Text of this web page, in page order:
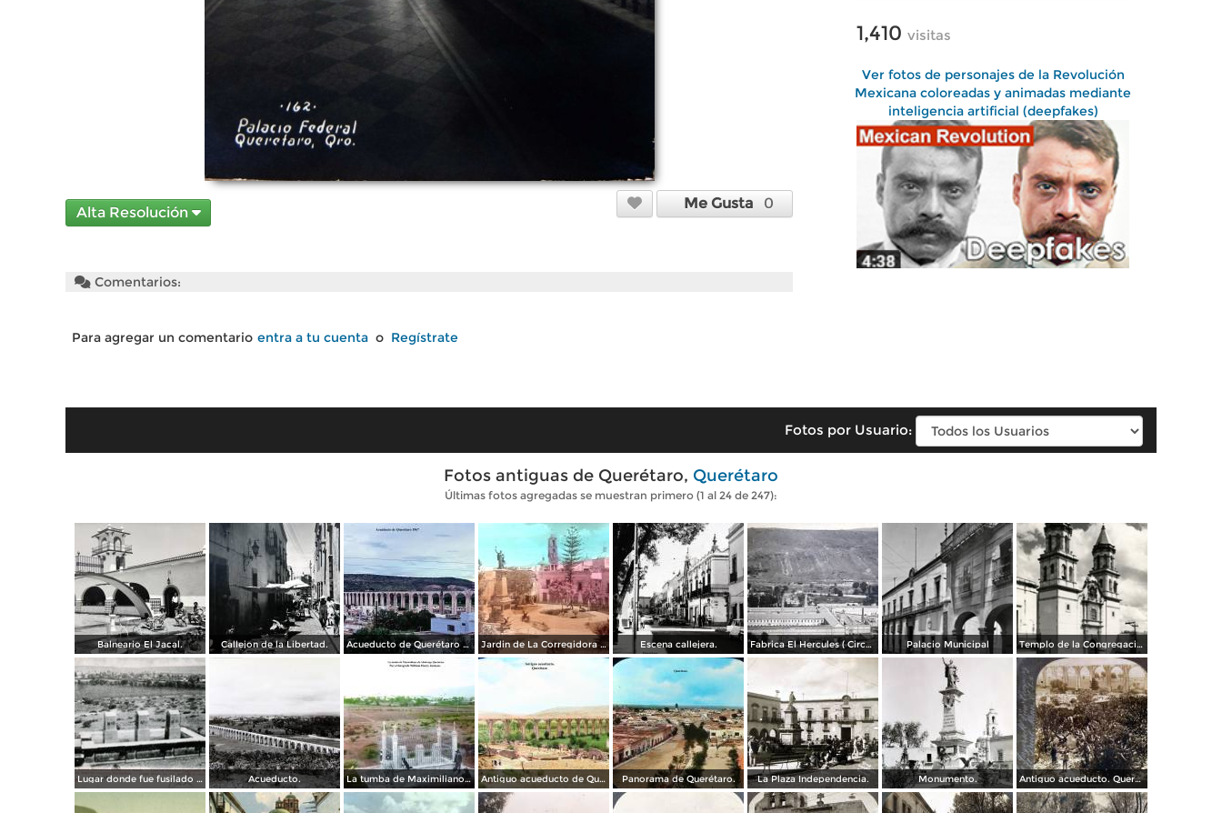
Alta Resolución
Me Gusta 0
Comentarios:
Para agregar un comentario entra a tu cuenta o Regístrate
1,410 visitas
Ver fotos de personajes de la Revolución
Mexicana coloreadas y animadas mediante
inteligencia artificial (deepfakes)
Fotos por Usuario:
Fotos antiguas de Querétaro, Querétaro
Últimas fotos agregadas se muestran primero (1 al 24 de 247):
Balneario El Jacal. Callejon de la Libertad. Acueducto de Querétaro 1967 Jardin de La Corregidora ( Circulada el 3 de Noviembre de 1957 ). Escena callejera. Fabrica El Hercules ( Circulada el 22 de Junio de 1926 ). Palacio Municipal Templo de la Congregación
Lugar donde fue fusilado el emperador Maximiliano Acueducto. La tumba de Maximiliano de Absburgo Queretaro Por el fotografo William Henry Jackson. Antiguo acueducto de Querétaro. Panorama de Querétaro. La Plaza Independencia. Monumento. Antiguo acueducto. Querétaro